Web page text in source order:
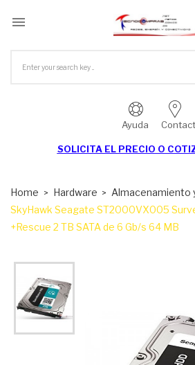

Ayuda
SOLICITA EL PRECIO O
Home Hardware
Almacenamiento
SkyHawk Seagate ST2000VX005
+Rescue 2 TB SATA de 6 Gb/s 64 MB